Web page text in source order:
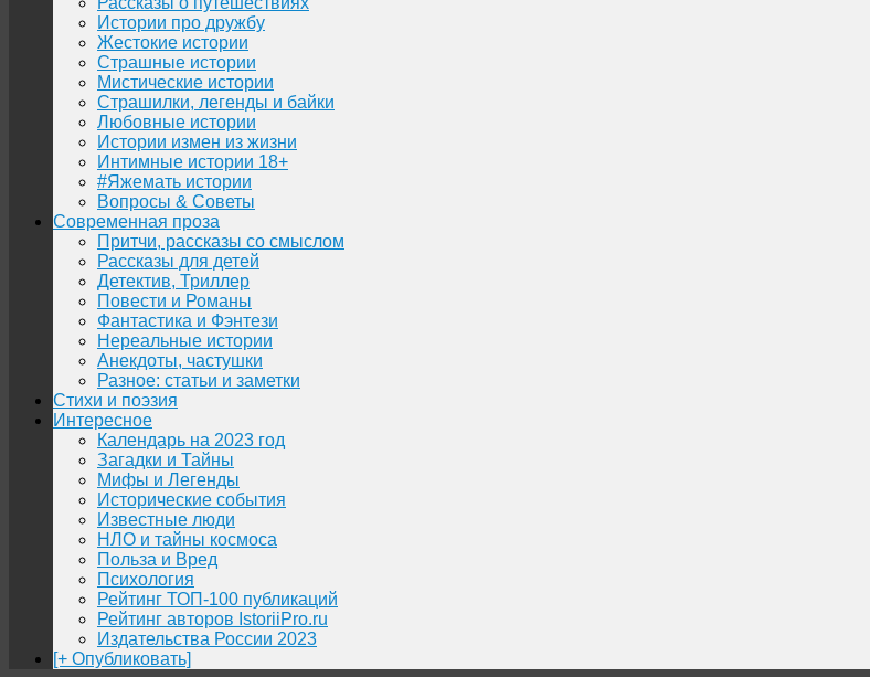
Истории про дружбу
Жестокие истории
Страшные истории
Мистические истории
Страшилки, легенды и байки
Любовные истории
Истории измен из жизни
Интимные истории 18+
#Яжемать истории
Вопросы & Советы
Современная проза
Притчи, рассказы со смыслом
Рассказы для детей
Детектив, Триллер
Повести и Романы
Фантастика и Фэнтези
Нереальные истории
Анекдоты, частушки
Разное: статьи и заметки
Стихи и поэзия
Интересное
Календарь на 2023 год
Загадки и Тайны
Мифы и Легенды
Исторические события
Известные люди
НЛО и тайны космоса
Польза и Вред
Психология
Рейтинг ТОП-100 публикаций
Рейтинг авторов IstoriiPro.ru
Издательства России 2023
[+ Опубликовать]